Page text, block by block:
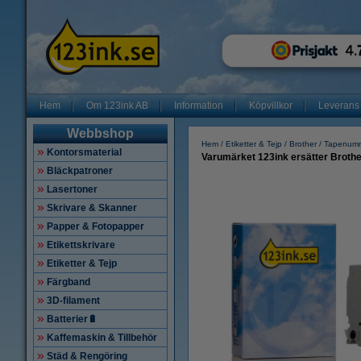
Hem Om 123ink AB Information Köpvillkor Leverans
Webbshop
Kontorsmaterial
Bläckpatroner
Lasertoner
Skrivare & Skanner
Papper & Fotopapper
Etikettskrivare
Etiketter & Tejp
Färgband
3D-filament
Batterier🔋
Kaffemaskin & Tillbehör
Städ & Rengöring
Hem Etiketter & Tejp Brother
Varumärket 123ink ersätter